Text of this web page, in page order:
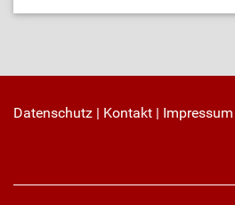
Datenschutz | Kontakt | Impressum